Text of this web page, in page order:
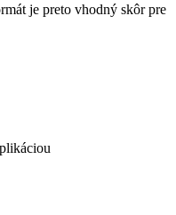
je preto vhodný skôr pre